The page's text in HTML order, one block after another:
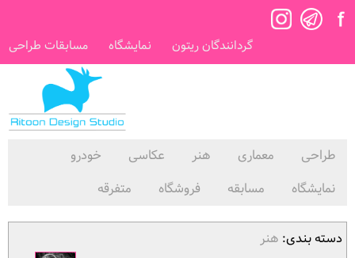
گردانندگان ریتون نمایشگاه مسابقات طراحی
طراحی معماری هنر عکاسی
خودرو
نمایشگاه
مسابقه فروشگاه متفرقه
دسته بندی: هنر